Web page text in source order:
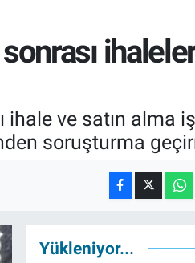
ve satın alma
soruşturma
Yükleniyor...